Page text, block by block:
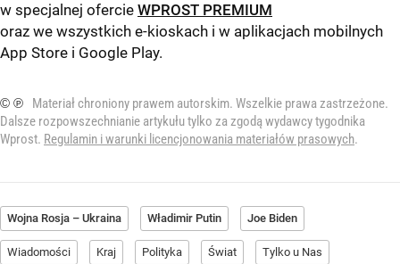
w specjalnej ofercie WPROST PREMIUM
oraz we wszystkich e-kioskach i w aplikacjach mobilnych
App Store i Google Play.
© ℗
Materiał chroniony prawem autorskim. Wszelkie prawa zastrzeżone.
Dalsze rozpowszechnianie artykułu tylko za zgodą wydawcy tygodnika
Wprost. Regulamin i warunki licencjonowania materiałów prasowych.
Wojna Rosja – Ukraina Władimir Putin Joe Biden
Wiadomości Kraj Polityka Świat Tylko u Nas